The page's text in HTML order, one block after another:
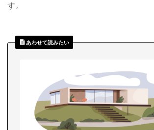
す。
あわせて読みたい